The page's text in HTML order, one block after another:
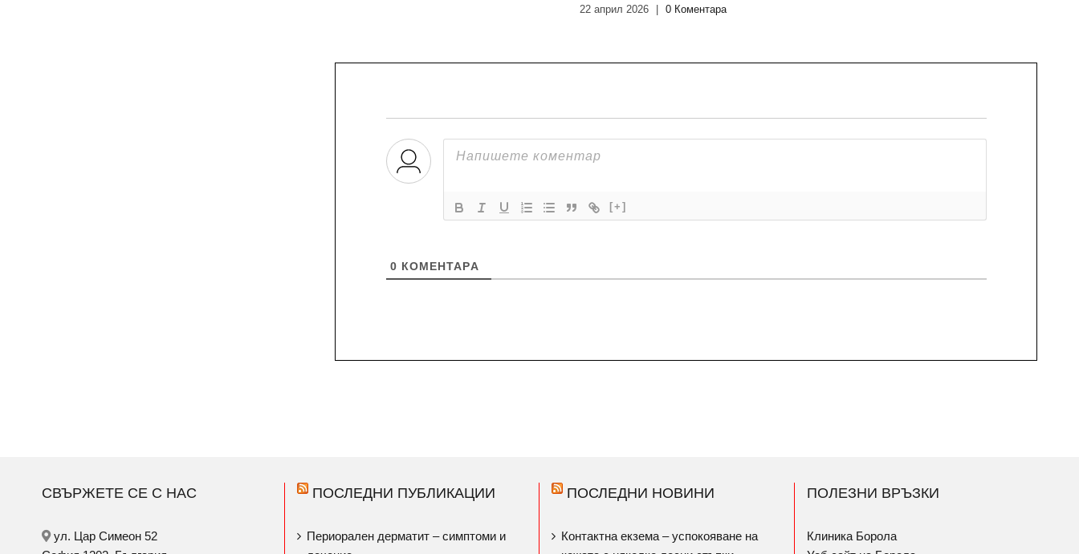
22 април 2026 | 0 Коментара
[+]
0 КОМЕНТАРA
СВЪРЖЕТЕ СЕ С НАС
ул. Цар Симеон 52
ПОСЛЕДНИ ПУБЛИКАЦИИ
Периорален дерматит – симптоми и
ПОСЛЕДНИ НОВИНИ
Контактна екзема – успокояване на
ПОЛЕЗНИ ВРЪЗКИ
Клиника Борола